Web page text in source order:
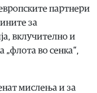
партнери
за
вклучително и
„флота во сенка“,
мислења и за